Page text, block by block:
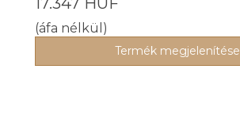
(áfa nélkül)
Termék megjelenítése